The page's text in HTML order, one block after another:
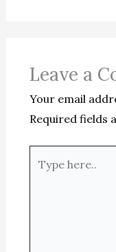
Leave a
Your email
Required fields
here..